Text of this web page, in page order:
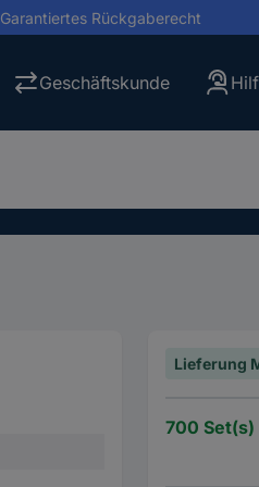
Garantiertes Rückgaberecht
Geschäftskunde
Lieferung
700 Set(s)